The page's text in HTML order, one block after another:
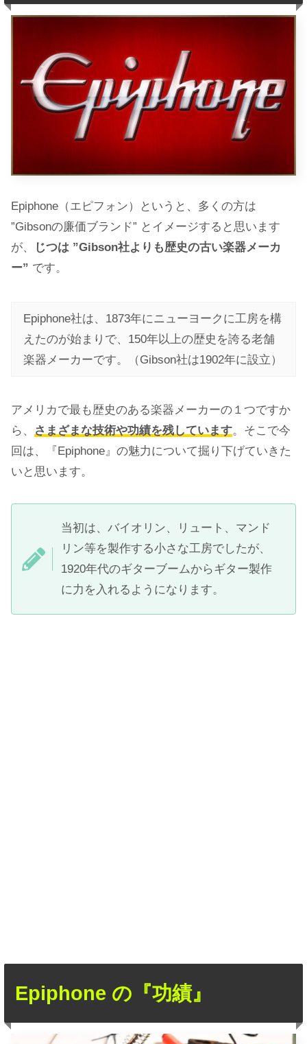
Epiphone（エピフォン）というと、多くの方は
”Gibsonの廉価ブランド” とイメージすると思います
が、
じつは ”Gibson社よりも歴史の古い楽器メーカ
ー” です。
Epiphone社は、1873年にニューヨークに工房を構
えたのが始まりで、150年以上の歴史を誇る老舗
楽器メーカーです。（Gibson社は1902年に設立）
アメリカで最も歴史のある楽器メーカーの１つですか
ら、
さまざまな技術や功績を残しています。そこで今
回は、『Epiphone』の魅力について掘り下げていきた
いと思います。
当初は、バイオリン、リュート、マンド
リン等を製作する小さな工房でしたが、
1920年代のギターブームからギター製作
に力を入れるようになります。
Epiphone の『功績』